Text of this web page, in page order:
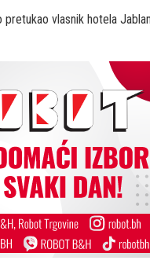
vlasnik hotela